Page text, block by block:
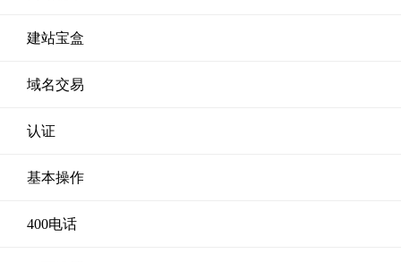
建站宝盒
域名交易
认证
基本操作
400电话